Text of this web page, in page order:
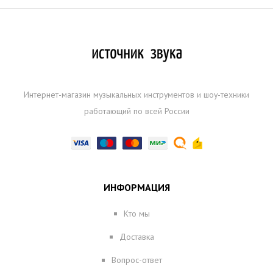
Интернет-магазин музыкальных инструментов и шоу-техники
работающий по всей России
ИНФОРМАЦИЯ
Кто мы
Доставка
Вопрос-ответ